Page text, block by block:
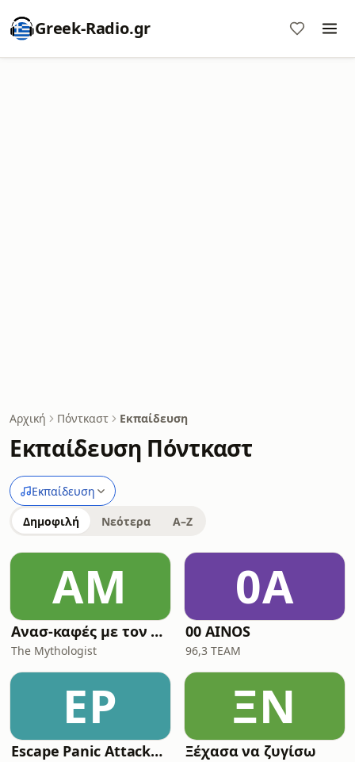
Greek-Radio.gr
Αρχική Πόντκαστ Εκπαίδευση
Εκπαίδευση Πόντκαστ
Εκπαίδευση
Δημοφιλή Νεότερα A–Z
ΑΜ
Ανασ-καφές με τον Κων/νο Λουκόπουλο
The Mythologist
0A
00 AINOS
96,3 TEAM
EP
Escape Panic Attacks Podcast
ΞΝ
Ξέχασα να ζυγίσω